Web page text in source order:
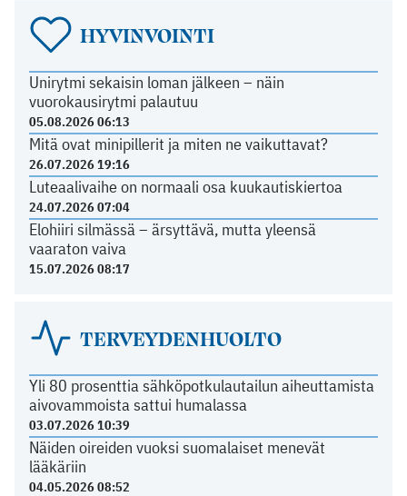
HYVINVOINTI
Unirytmi sekaisin loman jälkeen – näin
vuorokausirytmi palautuu
05.08.2026 06:13
Mitä ovat minipillerit ja miten ne vaikuttavat?
26.07.2026 19:16
Luteaalivaihe on normaali osa kuukautiskiertoa
24.07.2026 07:04
Elohiiri silmässä – ärsyttävä, mutta yleensä
vaaraton vaiva
15.07.2026 08:17
TERVEYDENHUOLTO
Yli 80 prosenttia sähköpotkulautailun aiheuttamista
aivovammoista sattui humalassa
03.07.2026 10:39
Näiden oireiden vuoksi suomalaiset menevät
lääkäriin
04.05.2026 08:52